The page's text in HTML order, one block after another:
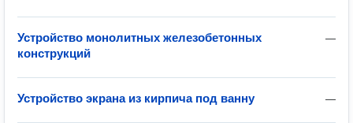
—
Устройство монолитных железобетонных
конструкций
—
Устройство экрана из кирпича под ванну